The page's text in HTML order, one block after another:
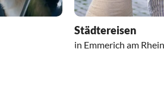
Städtereisen
in Emmerich am Rhein